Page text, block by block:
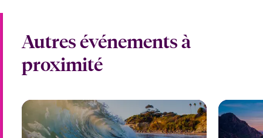
Autres événements à
proximité